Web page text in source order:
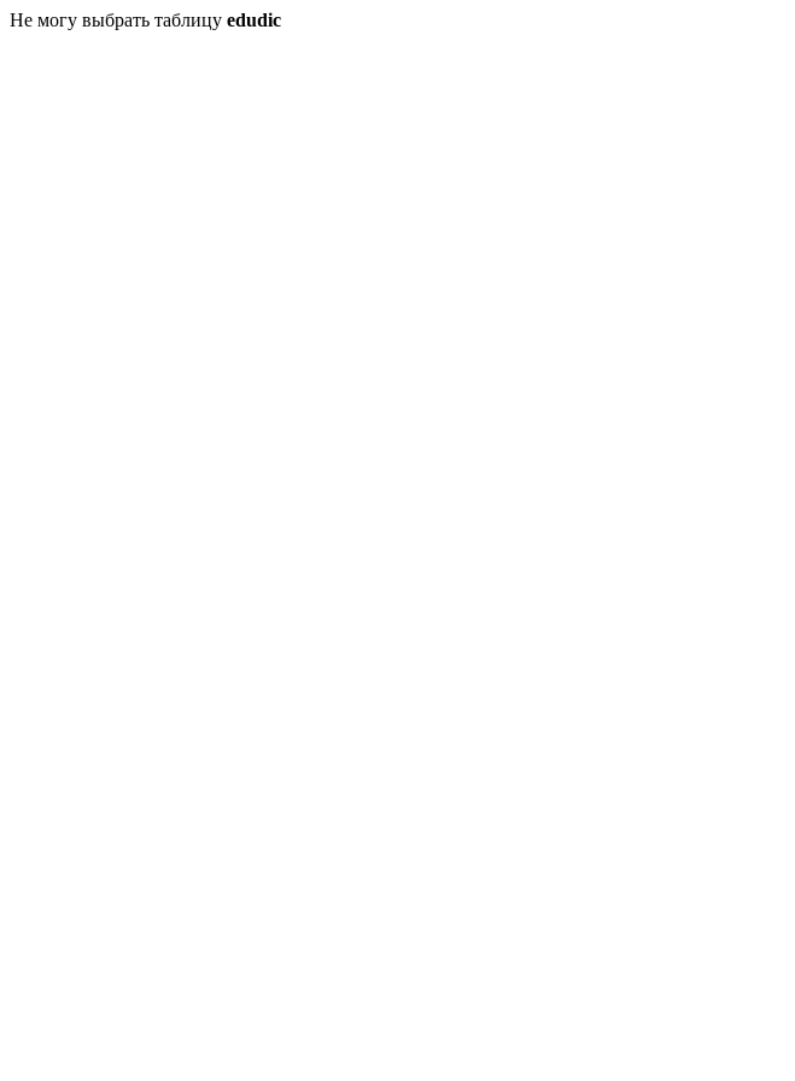
Не могу выбрать таблицу edudic